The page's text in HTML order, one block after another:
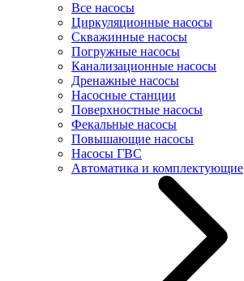
Все насосы
Циркуляционные насосы
Скважинные насосы
Погружные насосы
Канализационные насосы
Дренажные насосы
Насосные станции
Поверхностные насосы
Фекальные насосы
Повышающие насосы
Насосы ГВС
Автоматика и комплектующие